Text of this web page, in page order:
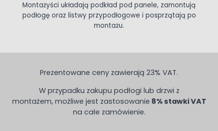
Montażyści układają podkład pod panele, zamontują
podłogę oraz listwy przypodłogowe i posprzątają po
montażu.
Prezentowane ceny zawierają 23% VAT.
W przypadku zakupu podłogi lub drzwi z
montażem, możliwe jest zastosowanie 8% stawki VAT
na całe zamówienie.